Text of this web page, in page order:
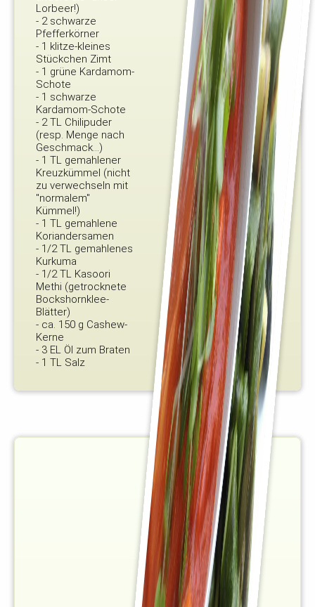
Lorbeer!)
- 2 schwarze
Pfefferkörner
- 1 klitze-kleines
Stückchen Zimt
- 1 grüne Kardamom-
Schote
- 1 schwarze
Kardamom-Schote
- 2 TL Chilipuder
(resp. Menge nach
Geschmack...)
- 1 TL gemahlener
Kreuzkümmel (nicht
zu verwechseln mit
"normalem"
Kümmel!)
- 1 TL gemahlene
Koriandersamen
- 1/2 TL gemahlenes
Kurkuma
- 1/2 TL Kasoori
Methi (getrocknete
Bockshornklee-
Blätter)
- ca. 150 g Cashew-
Kerne
- 3 EL Öl zum Braten
- 1 TL Salz